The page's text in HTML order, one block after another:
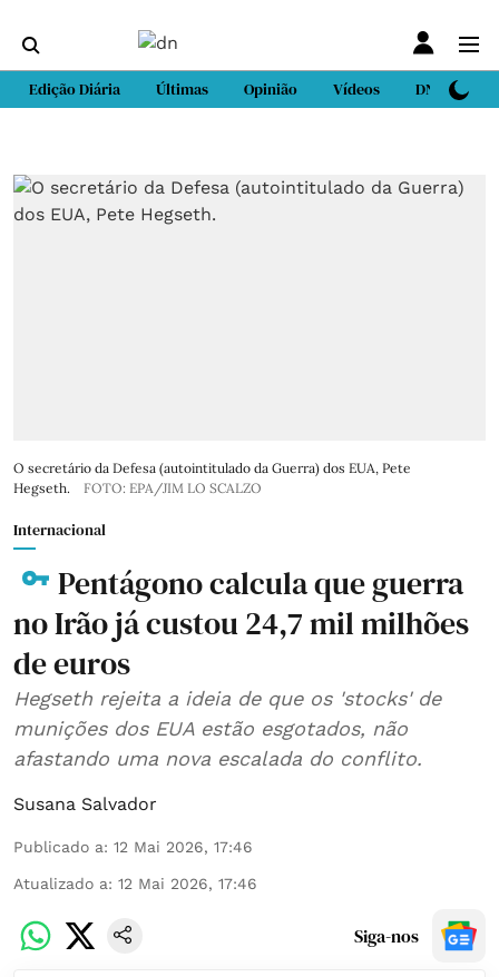
Edição Diária Últimas Opinião Vídeos DN Sport
O secretário da Defesa (autointitulado da Guerra) dos EUA, Pete
Hegseth.
FOTO: EPA/JIM LO SCALZO
Internacional
Pentágono calcula que guerra
no Irão já custou 24,7 mil milhões
de euros
Hegseth rejeita a ideia de que os 'stocks' de
munições dos EUA estão esgotados, não
afastando uma nova escalada do conflito.
Susana Salvador
Publicado a: 12 Mai 2026, 17:46
Atualizado a: 12 Mai 2026, 17:46
Siga-nos